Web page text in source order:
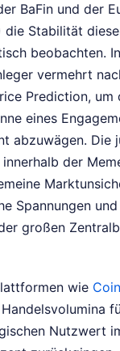
BaFin und der
die Stabilität
beobachten.
vermehrt
Prediction, um
eines
abzuwägen. Die
der
Spannungen
großen
wie
Nutzwert